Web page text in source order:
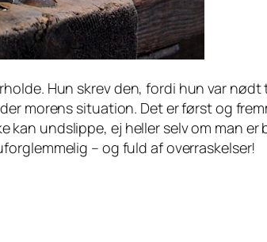
Hun skrev den, fordi hun var
morens situation. Det er først og
kan undslippe, ej heller selv om man
– og fuld af overraskelser!